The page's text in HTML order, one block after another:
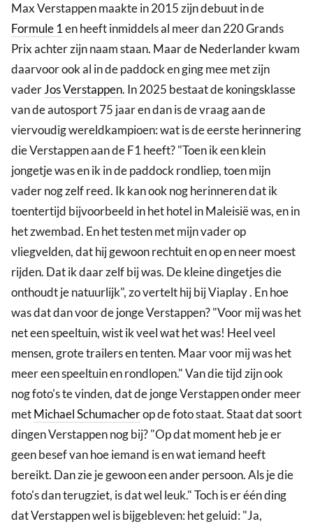
Max Verstappen maakte in 2015 zijn debuut in de
Formule 1en heeft inmiddels al meer dan 220 Grands
Prix achter zijn naam staan. Maar de Nederlander kwam
daarvoor ook al in de paddock en ging mee met zijn
vaderJos Verstappen. In 2025 bestaat de koningsklasse
van de autosport 75 jaar en dan is de vraag aan de
viervoudig wereldkampioen: wat is de eerste herinnering
die Verstappen aan de F1 heeft? "Toen ik een klein
jongetje was en ik in de paddock rondliep, toen mijn
vader nog zelf reed. Ik kan ook nog herinneren dat ik
toentertijd bijvoorbeeld in het hotel in Maleisië was, en in
het zwembad. En het testen met mijn vader op
vliegvelden, dat hij gewoon rechtuit en op en neer moest
rijden. Dat ik daar zelf bij was. De kleine dingetjes die
onthoudt je natuurlijk", zo vertelt hij bij Viaplay . En hoe
was dat dan voor de jonge Verstappen? "Voor mij was het
net een speeltuin, wist ik veel wat het was! Heel veel
mensen, grote trailers en tenten. Maar voor mij was het
meer een speeltuin en rondlopen." Van die tijd zijn ook
nog foto's te vinden, dat de jonge Verstappen onder meer
metMichael Schumacherop de foto staat. Staat dat soort
dingen Verstappen nog bij? "Op dat moment heb je er
geen besef van hoe iemand is en wat iemand heeft
bereikt. Dan zie je gewoon een ander persoon. Als je die
foto's dan terugziet, is dat wel leuk." Toch is er één ding
dat Verstappen wel is bijgebleven: het geluid: "Ja,